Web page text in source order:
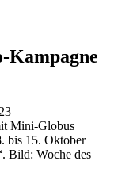
Kampagne
bis 15. Oktober
Bild: Woche des